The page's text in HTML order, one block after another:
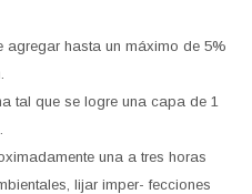
agregar hasta un máximo de 5%
tal que se logre una capa de 1
una a tres horas
lijar imper- fecciones